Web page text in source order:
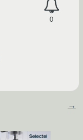
0
→